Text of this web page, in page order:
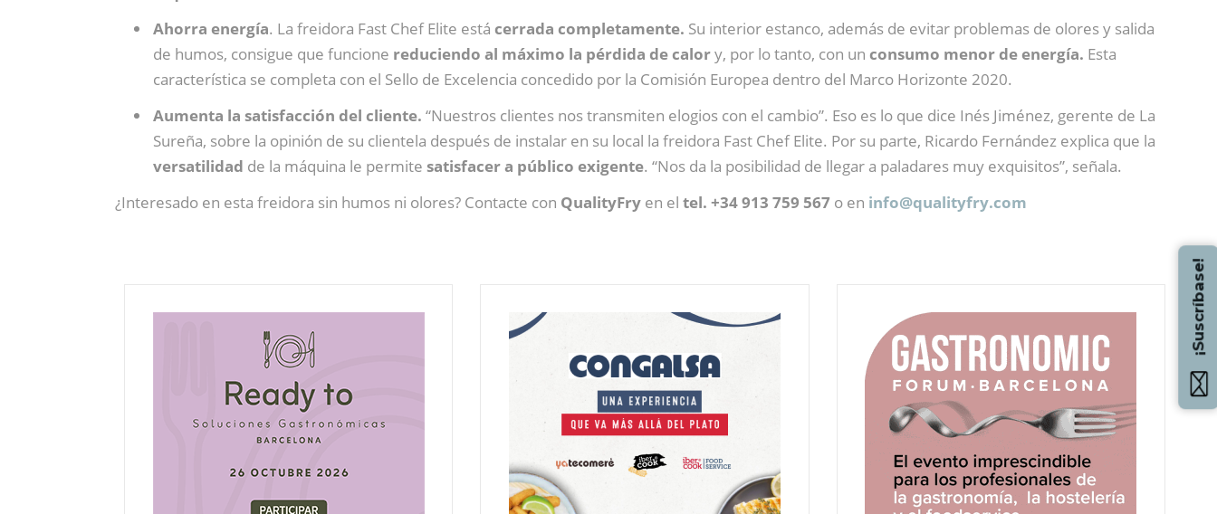
Ahorra energía. La freidora Fast Chef Elite está cerrada completamente. Su interior estanco, además de evitar problemas de olores y salida
de humos, consigue que funcione reduciendo al máximo la pérdida de calory, por lo tanto, con un consumo menor de energía. Esta
característica se completa con el Sello de Excelencia concedido por la Comisión Europea dentro del Marco Horizonte 2020.
Aumenta la satisfacción del cliente. “Nuestros clientes nos transmiten elogios con el cambio”. Eso es lo que dice Inés Jiménez, gerente de La
Sureña, sobre la opinión de su clientela después de instalar en su local la freidora Fast Chef Elite. Por su parte, Ricardo Fernández explica que la
versatilidad de la máquina le permite satisfacer a público exigente. “Nos da la posibilidad de llegar a paladares muy exquisitos”, señala.
¿Interesado en esta freidora sin humos ni olores? Contacte con QualityFry en el tel. +34 913 759 567 o en info@qualityfry.com
¡Suscríbase!